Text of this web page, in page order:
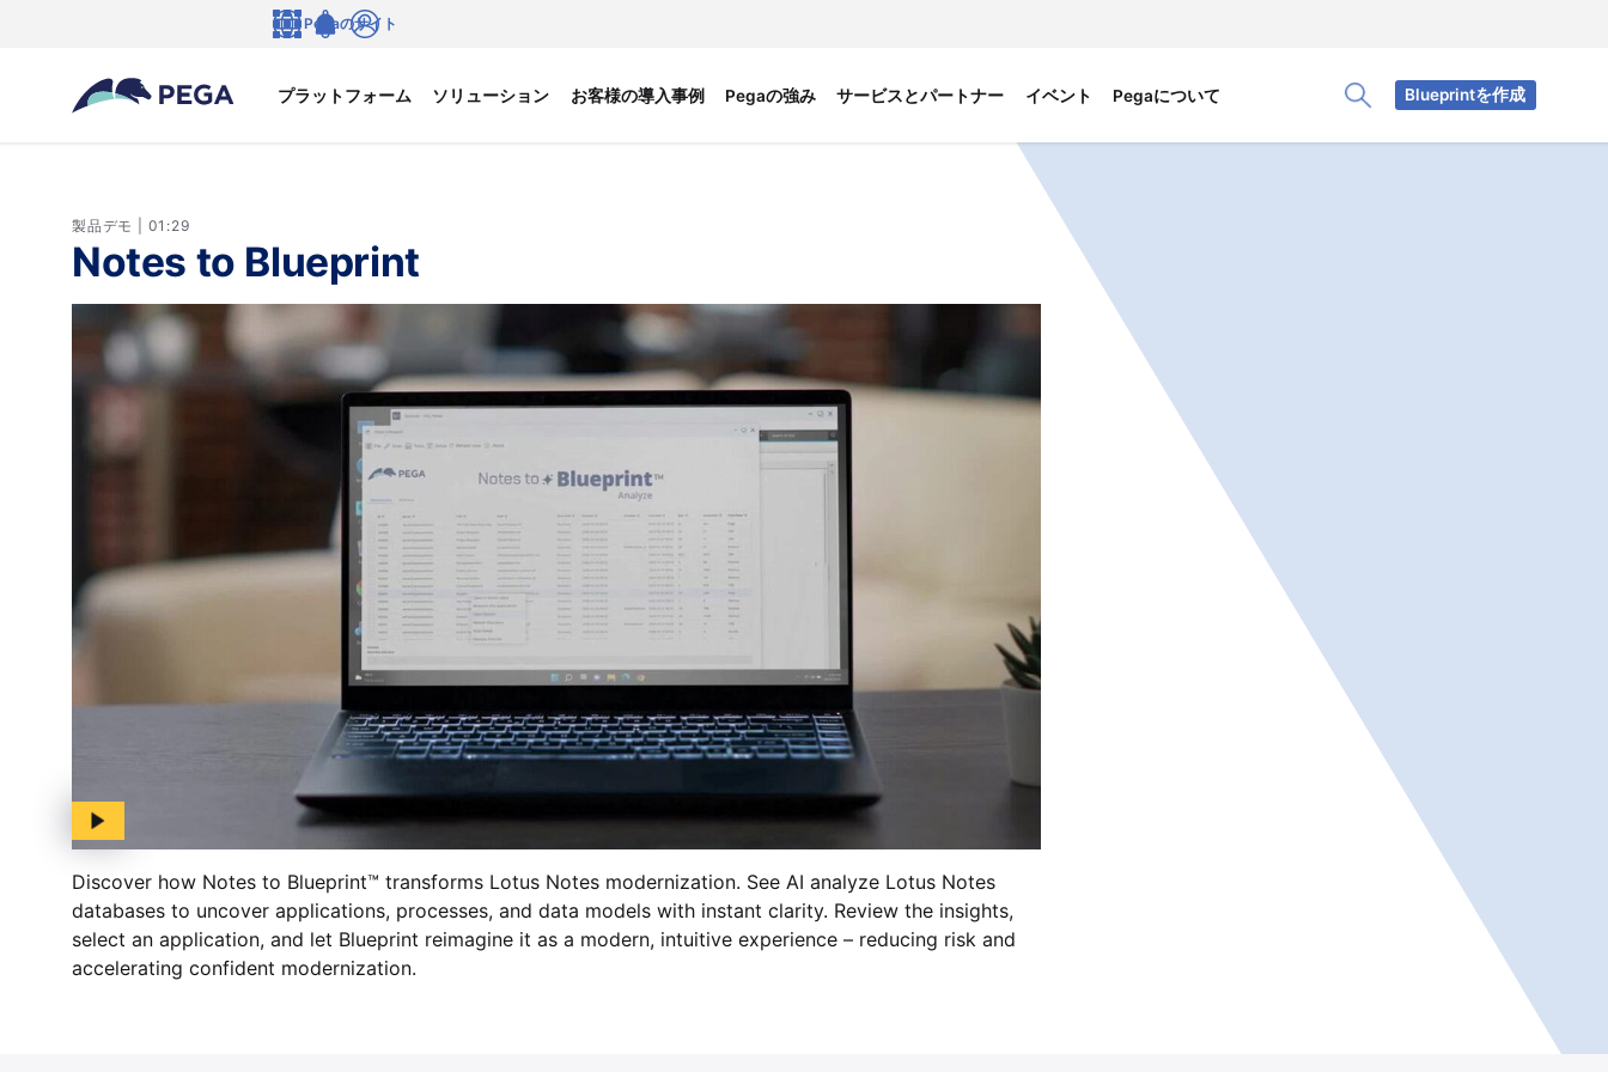
Toggle Search Panel
プラットフォーム ソリューション お客様の導入事例 Pegaの強み サービスとパートナー イベント Pegaについて
Pegaのサイト
Blueprintを作成
製品デモ | 01:29
Notes to Blueprint
Discover how Notes to Blueprint™ transforms Lotus Notes modernization. See AI analyze Lotus Notes
databases to uncover applications, processes, and data models with instant clarity. Review the insights,
select an application, and let Blueprint reimagine it as a modern, intuitive experience – reducing risk and
accelerating confident modernization.